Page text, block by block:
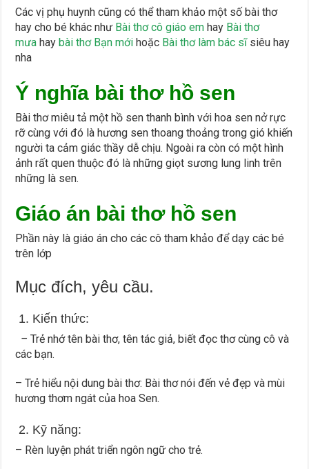
Các vị phụ huynh cũng có thể tham khảo một số bài thơ
hay cho bé khác như Bài thơ cô giáo em hay Bài thơ
mưa haybài thơ Bạn mới hoặc Bài thơ làm bác sĩsiêu hay
nha
Ý nghĩa bài thơ hồ sen
Bài thơ miêu tả một hồ sen thanh bình với hoa sen nở rực
rỡ cùng với đó là hương sen thoang thoảng trong gió khiến
người ta cảm giác thầy dễ chịu. Ngoài ra còn có một hình
ảnh rất quen thuộc đó là những giọt sương lung linh trên
những là sen.
Giáo án bài thơ hồ sen
Phần này là giáo án cho các cô tham khảo để dạy các bé
trên lớp
Mục đích, yêu cầu.
1. Kiến thức:
–Trẻ nhớ tên bài thơ, tên tác giả, biết đọc thơ cùng cô và
các bạn.
– Trẻ hiểu nội dung bài thơ: Bài thơ nói đến vẻ đẹp và mùi
hương thơm ngát của hoa Sen.
2. Kỹ năng:
– Rèn luyện phát triển ngôn ngữ cho trẻ.